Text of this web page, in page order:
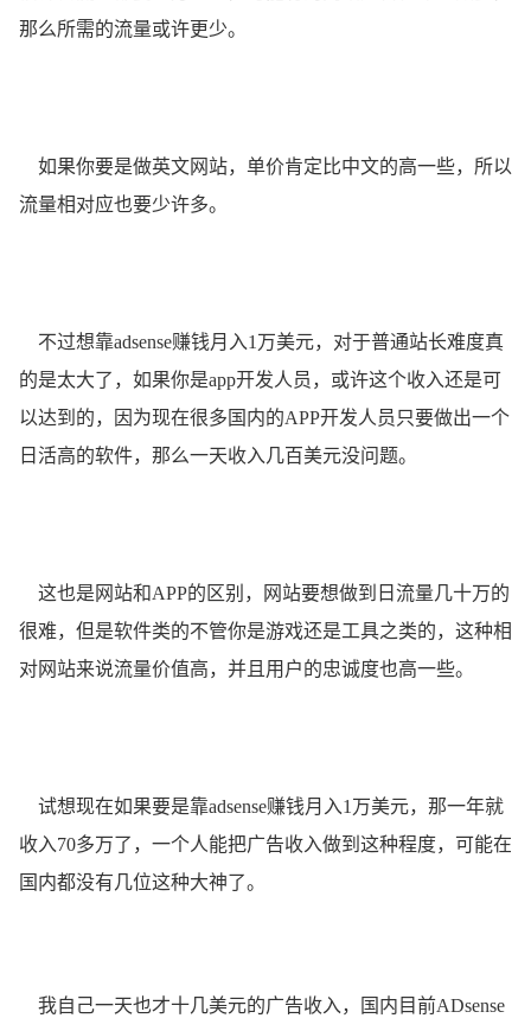
那么所需的流量或许更少。
如果你要是做英文网站，单价肯定比中文的高一些，所以
流量相对应也要少许多。
不过想靠adsense赚钱月入1万美元，对于普通站长难度真
的是太大了，如果你是app开发人员，或许这个收入还是可
以达到的，因为现在很多国内的APP开发人员只要做出一个
日活高的软件，那么一天收入几百美元没问题。
这也是网站和APP的区别，网站要想做到日流量几十万的
很难，但是软件类的不管你是游戏还是工具之类的，这种相
对网站来说流量价值高，并且用户的忠诚度也高一些。
试想现在如果要是靠adsense赚钱月入1万美元，那一年就
收入70多万了，一个人能把广告收入做到这种程度，可能在
国内都没有几位这种大神了。
我自己一天也才十几美元的广告收入，国内目前ADsense